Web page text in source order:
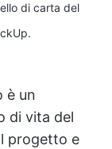
di carta del
è un
di vita del
progetto e